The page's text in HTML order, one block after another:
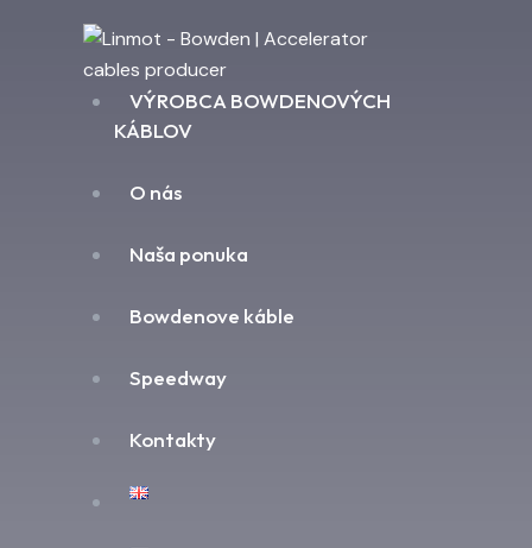
VÝROBCA BOWDENOVÝCH
KÁBLOV
O nás
Naša ponuka
Bowdenove káble
Speedway
Kontakty